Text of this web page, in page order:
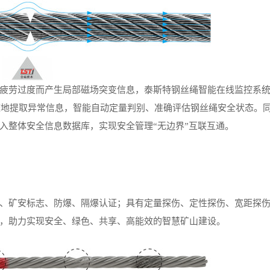
过度而产生局部磁场突变信息，泰斯特钢丝绳智能在线监控系
提取异常信息，智能自动定量判别、准确评估钢丝绳安全状态。
体安全信息数据库，实现安全管理“无边界”互联互通。
安标志、防爆、隔爆认证；具有定量探伤、定性探伤、宽距探
力实现安全、绿色、共享、高能效的智慧矿山建设。